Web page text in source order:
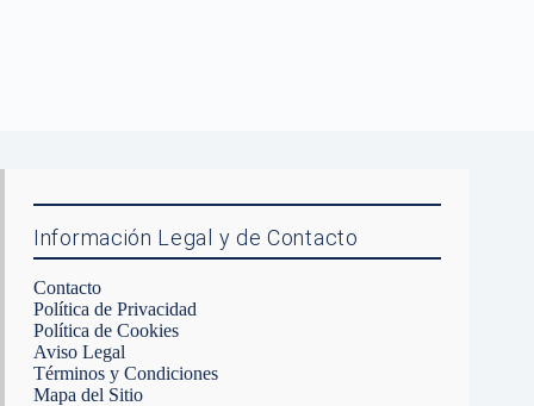
Información Legal y de Contacto
Contacto
Política de Privacidad
Política de Cookies
Aviso Legal
Términos y Condiciones
Mapa del Sitio